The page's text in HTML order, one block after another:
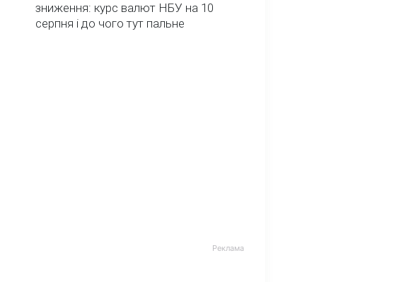
зниження: курс валют НБУ на 10
серпня і до чого тут пальне